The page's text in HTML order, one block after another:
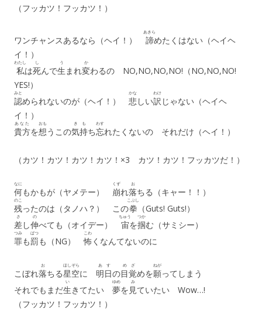
（フッカツ！フッカツ！）
ワンチャンスあるなら（ヘイ！） 諦
あきら
めたくはない（ヘイヘ
イ！）
私
わたし
は死
し
んで生
う
まれ変
か
わるの NO,NO,NO,NO!（NO,NO,NO!
YES!）
認
みと
められないのが（ヘイ！） 悲
かな
しい訳
わけ
じゃない（ヘイヘ
イ！）
貴方
あなた
を想
おも
うこの気
き
持
も
ち忘
わす
れたくないの それだけ（ヘイ！）
（カツ！カツ！カツ！カツ！×3 カツ！カツ！フッカツだ！）
何
なに
もかもが（ヤメテー） 崩
くず
れ落
お
ちる（キャー！！）
残
のこ
ったのは（タノハ？） この拳
こぶし
（Guts! Guts!）
差
さ
し伸
の
べても（オイデー） 宙
ちゅう
を掴
つか
む（サミシー）
罪
つみ
も罰
ばつ
も（NG）怖
こわ
くなんてないのに
こぼれ落
お
ちる星空
ほしぞら
に 明日
あす
の目
め
覚
ざ
めを願
ねが
ってしまう
それでもまだ生
い
きてたい 夢
ゆめ
を 見
み
ていたい Wow…!
（フッカツ！フッカツ！）